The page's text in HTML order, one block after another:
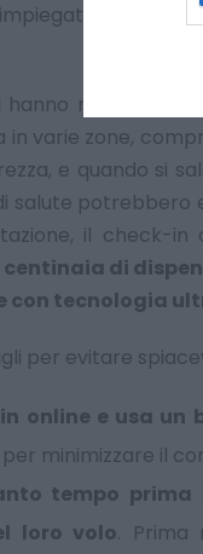
per
messo in
varie zone,
e quando si
salute potrebbero
il check-in
di
con tecnologia
per evitare
online e usa
minimizzare il
tempo prima
loro volo. Prima